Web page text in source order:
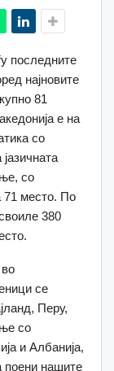
последните
најновите
81
е на
со
со
71 место. По
380
се
Перу,
со
и Албанија,
поени нашите